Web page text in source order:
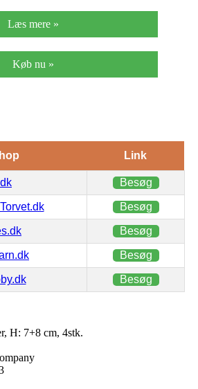
Læs mere »
Køb nu »
Link
Besøg
Besøg
Besøg
Besøg
Besøg
H: 7+8 cm, 4stk.